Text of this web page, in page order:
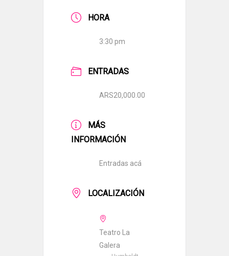
HORA
3:30 pm
ENTRADAS
ARS20,000.00
MÁS
INFORMACIÓN
Entradas acá
LOCALIZACIÓN
Teatro La
Galera